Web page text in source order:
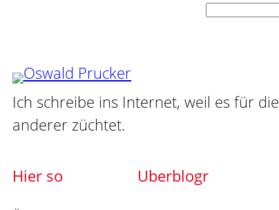
Ich schreibe ins Internet, weil es für
anderer züchtet.
Hier so Uberblogr